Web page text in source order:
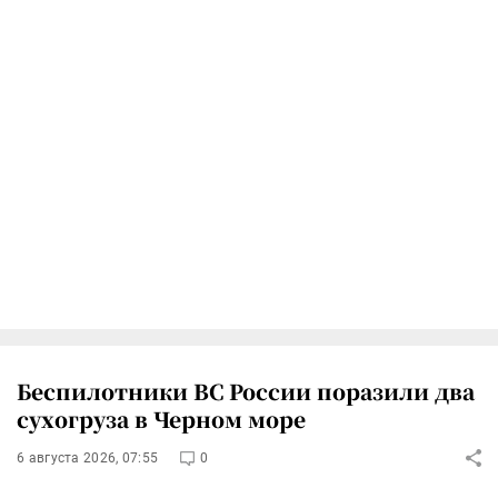
Беспилотники ВС России поразили два
сухогруза в Черном море
6 августа 2026, 07:55 0